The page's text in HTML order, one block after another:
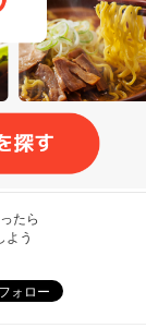
たら
よう